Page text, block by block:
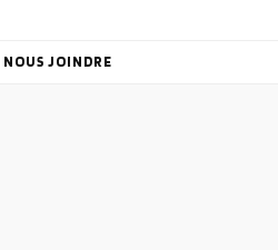
NOUS JOINDRE